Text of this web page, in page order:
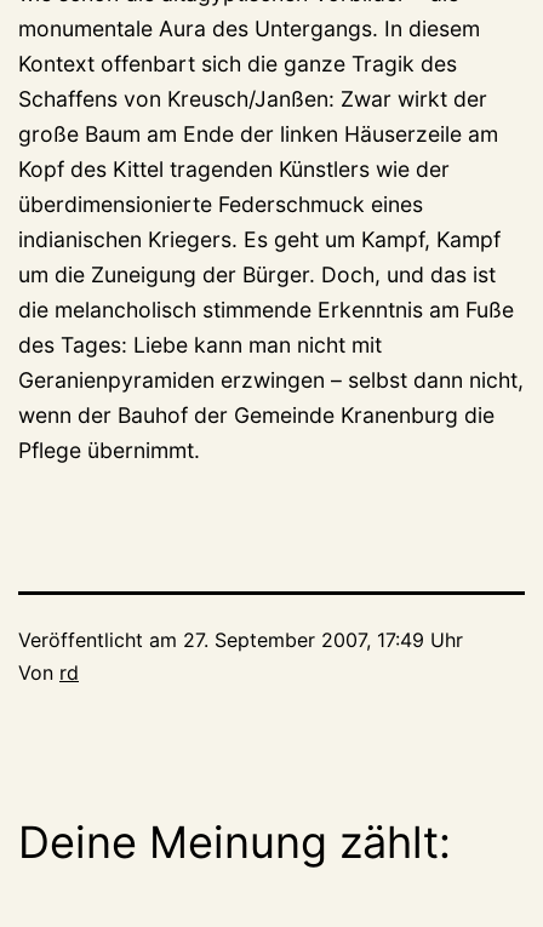
monumentale Aura des Untergangs. In diesem
Kontext offenbart sich die ganze Tragik des
Schaffens von Kreusch/Janßen: Zwar wirkt der
große Baum am Ende der linken Häuserzeile am
Kopf des Kittel tragenden Künstlers wie der
überdimensionierte Federschmuck eines
indianischen Kriegers. Es geht um Kampf, Kampf
um die Zuneigung der Bürger. Doch, und das ist
die melancholisch stimmende Erkenntnis am Fuße
des Tages: Liebe kann man nicht mit
Geranienpyramiden erzwingen – selbst dann nicht,
wenn der Bauhof der Gemeinde Kranenburg die
Pflege übernimmt.
Veröffentlicht am 27. September 2007, 17:49 Uhr
Von rd
Deine Meinung zählt: